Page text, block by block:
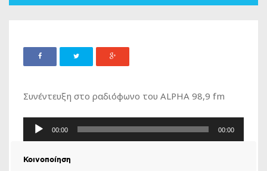
Συνέντευξη στο ραδιόφωνο του ALPHA 98,9 fm
Πρόγραμμα
00:00 00:00
Κοινοποίηση